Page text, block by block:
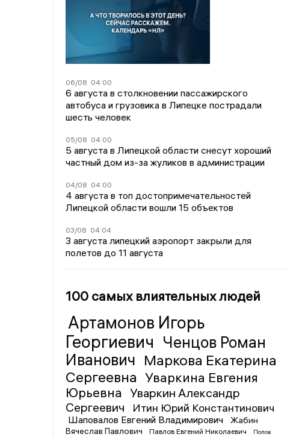
06/08 04:00
6 августа в столкновении пассажирского
автобуса и грузовика в Липецке пострадали
шесть человек
05/08 04:00
5 августа в Липецкой области снесут хороший
частный дом из-за жуликов в администрации
04/08 04:00
4 августа в топ достопримечательностей
Липецкой области вошли 15 объектов
03/08 04:04
3 августа липецкий аэропорт закрыли для
полетов до 11 августа
100 самых влиятельных людей
Артамонов Игорь
Георгиевич Ченцов Роман
Иванович Маркова Екатерина
Сергеевна Уваркина Евгения
Юрьевна
Уваркин Александр
Сергеевич
Итин Юрий Константинович
Шаповалов Евгений Владимирович
Жабин
Вячеслав Павлович
Павлов Евгений Николаевич
Попов